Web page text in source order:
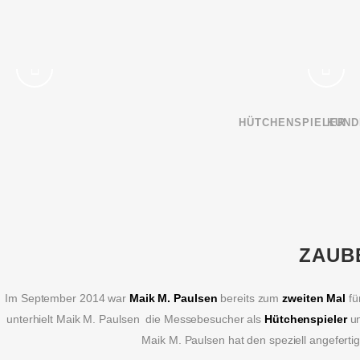
HÜTCHENSPIELER
Im September 2014 war Maik M. Paulsen bereits zumzweiten Mal
unterhielt Maik M. Paulsen die Messebesucher als Hütchenspieler
Maik M. Paulsen hat den speziell